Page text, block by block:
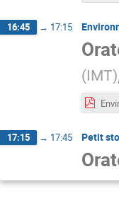
16:45 → 17:15
(IMT)
17:15 → 17:45 Petit